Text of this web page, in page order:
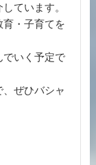
ています。
育・子育てを
でいく予定で
ぜひバシャ